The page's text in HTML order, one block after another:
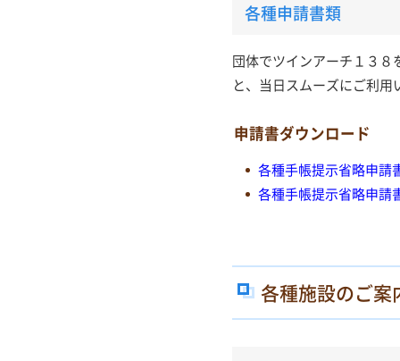
各種申請書類
団体でツインアーチ１３
と、当日スムーズにご利用
申請書ダウンロード
各種手帳提示省略申請
各種手帳提示省略申請
各種施設のご案